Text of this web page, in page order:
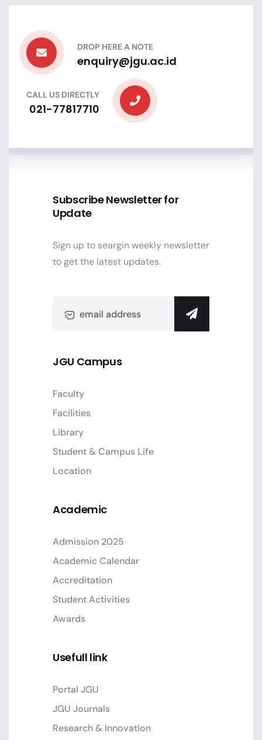
DROP HERE A NOTE
enquiry@jgu.ac.id
CALL US DIRECTLY
021-77817710
Subscribe Newsletter for
Update
Sign up to seargin weekly newsletter
to get the latest updates.
JGU Campus
Faculty
Facilities
Library
Student & Campus Life
Location
Academic
Admission 2025
Academic Calendar
Accreditation
Student Activities
Awards
Usefull link
Portal JGU
JGU Journals
Research & Innovation